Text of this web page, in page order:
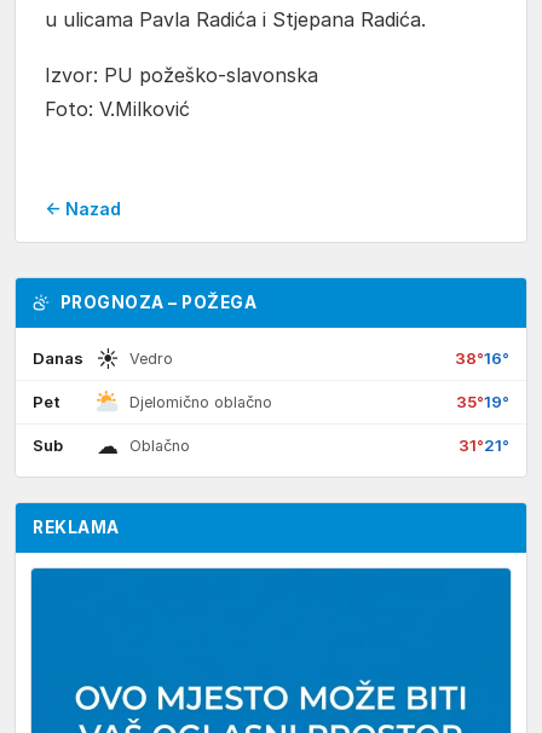
u ulicama Pavla Radića i Stjepana Radića.
Izvor: PU požeško-slavonska
Foto: V.Milković
← Nazad
PROGNOZA – POŽEGA
Danas ☀ Vedro 38°16°
Pet Djelomično oblačno 35°19°
Sub ☁ Oblačno 31°21°
REKLAMA